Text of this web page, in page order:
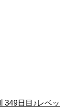
349日目♪レベッ